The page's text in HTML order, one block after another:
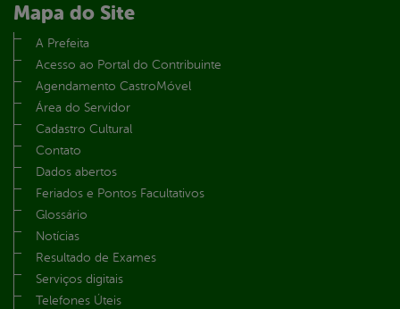
Mapa do Site
A Prefeita
Acesso ao Portal do Contribuinte
Agendamento CastroMóvel
Área do Servidor
Cadastro Cultural
Contato
Dados abertos
Feriados e Pontos Facultativos
Glossário
Notícias
Resultado de Exames
Serviços digitais
Telefones Úteis